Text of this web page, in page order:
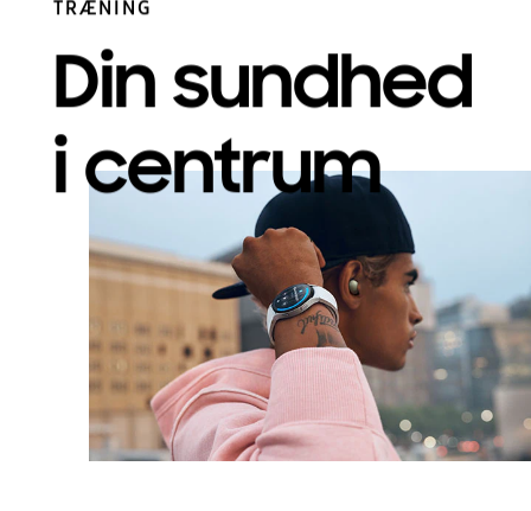
TRÆNING
Din sundhed
i centrum